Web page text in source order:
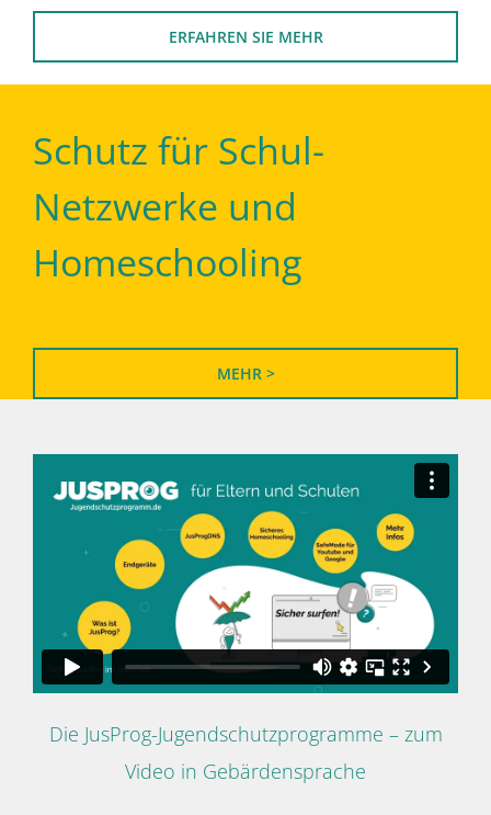
ERFAHREN SIE MEHR
Schutz für Schul-
Netzwerke und
Homeschooling
MEHR >
Die JusProg-Jugendschutzprogramme – zum
Video in Gebärdensprache